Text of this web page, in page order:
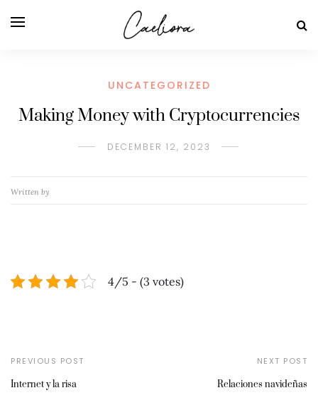
UNCATEGORIZED
Making Money with Cryptocurrencies
DECEMBER 12, 2023
Written by
4/5 - (3 votes)
PREVIOUS POST
Internet y la risa
NEXT POST
Relaciones navideñas